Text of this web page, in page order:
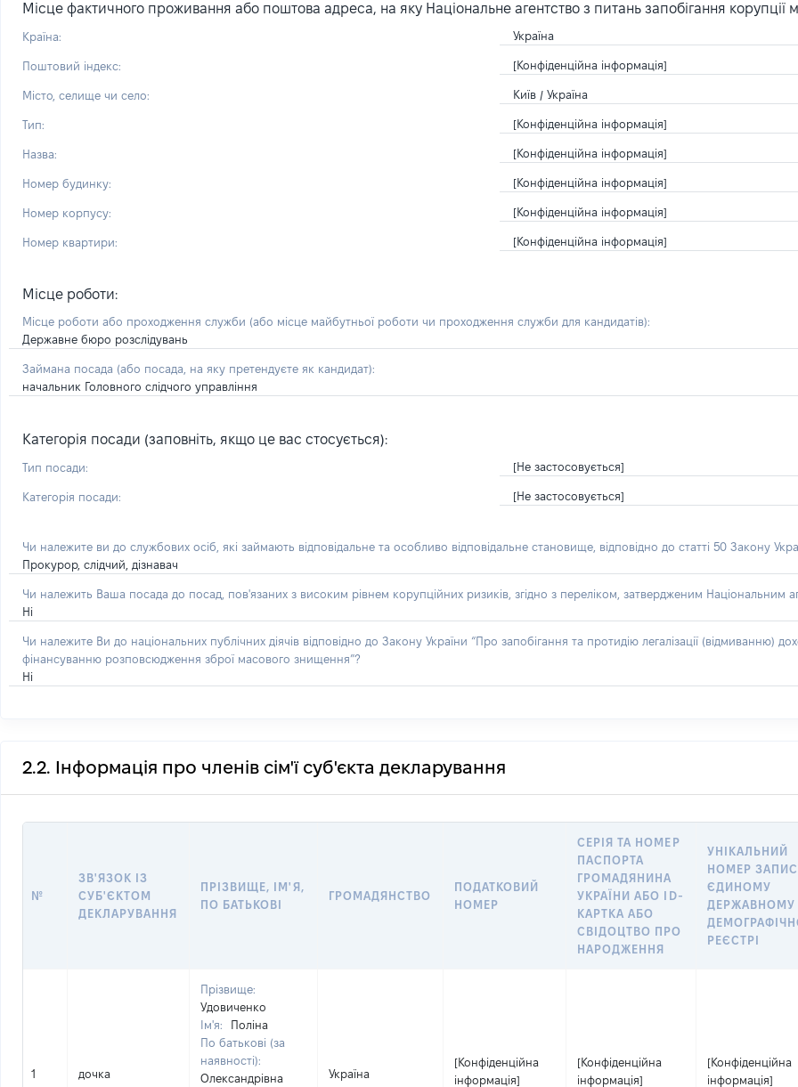
Місце фактичного проживання або поштова адреса, на яку Національне агентство з питань запобігання
Країна: Україна
Поштовий індекс: [Конфіденційна інформація]
Місто, селище чи село: Київ / Україна
Тип: [Конфіденційна інформація]
Назва: [Конфіденційна інформація]
Номер будинку: [Конфіденційна інформація]
Номер корпусу: [Конфіденційна інформація]
Номер квартири: [Конфіденційна інформація]
Місце роботи:
Місце роботи або проходження служби (або місце майбутньої роботи чи проходження служби для кандидатів):
Державне бюро розслідувань
Займана посада (або посада, на яку претендуєте як кандидат):
начальник Головного слідчого управління
Категорія посади (заповніть, якщо це вас стосується):
Тип посади: [Не застосовується]
Категорія посади: [Не застосовується]
Чи належите ви до службових осіб, які займають відповідальне та особливо відповідальне становище, відповідно до статті 50 Закону
Прокурор, слідчий, дізнавач
Чи належить Ваша посада до посад, пов'язаних з високим рівнем корупційних ризиків, згідно з переліком, затвердженим Національним
Ні
Чи належите Ви до національних публічних діячів відповідно до Закону України “Про запобігання та протидію легалізації
фінансуванню розповсюдження зброї масового знищення”?
Ні
2.2. Інформація про членів сім'ї суб'єкта декларування
№
ЗВ'ЯЗОК ІЗ
СУБ'ЄКТОМ
ДЕКЛАРУВАННЯ
ПРІЗВИЩЕ, ІМ'Я,
ПО БАТЬКОВІ
ГРОМАДЯНСТВО
ПОДАТКОВИЙ
НОМЕР
СЕРІЯ ТА НОМЕР
ПАСПОРТА
ГРОМАДЯНИНА
УКРАЇНИ АБО ID-
КАРТКА АБО
СВІДОЦТВО ПРО
НАРОДЖЕННЯ
УНІКАЛЬНИЙ
НОМЕР
ЄДИНОМУ
ДЕРЖАВНОМУ
РЕЄСТРІ
1 дочка
Прізвище:
Удовиченко
Ім'я:
Поліна
По батькові (за
наявності):
Олександрівна
Україна
[Конфіденційна
інформація]
[Конфіденційна
інформація]
[Конфіденційна
інформація]